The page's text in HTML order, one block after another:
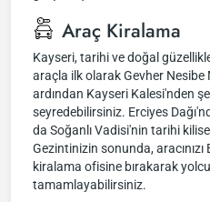
Araç Kiralama
Kayseri, tarihi ve doğal
araçla ilk olarak Gevher Nesibe
ardından Kayseri Kalesi'nden
seyredebilirsiniz. Erciyes
da Soğanlı Vadisi'nin tarihi
Gezintinizin sonunda, aracınızı
kiralama ofisine bırakarak
tamamlayabilirsiniz.